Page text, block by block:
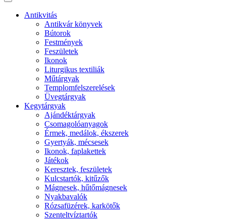
Antikvitás
Antikvár könyvek
Bútorok
Festmények
Feszületek
Ikonok
Liturgikus textiliák
Műtárgyak
Templomfelszerelések
Üvegtárgyak
Kegytárgyak
Ajándéktárgyak
Csomagolóanyagok
Érmek, medálok, ékszerek
Gyertyák, mécsesek
Ikonok, faplakettek
Játékok
Keresztek, feszületek
Kulcstartók, kitűzők
Mágnesek, hűtőmágnesek
Nyakbavalók
Rózsafüzérek, karkötők
Szenteltvíztartók